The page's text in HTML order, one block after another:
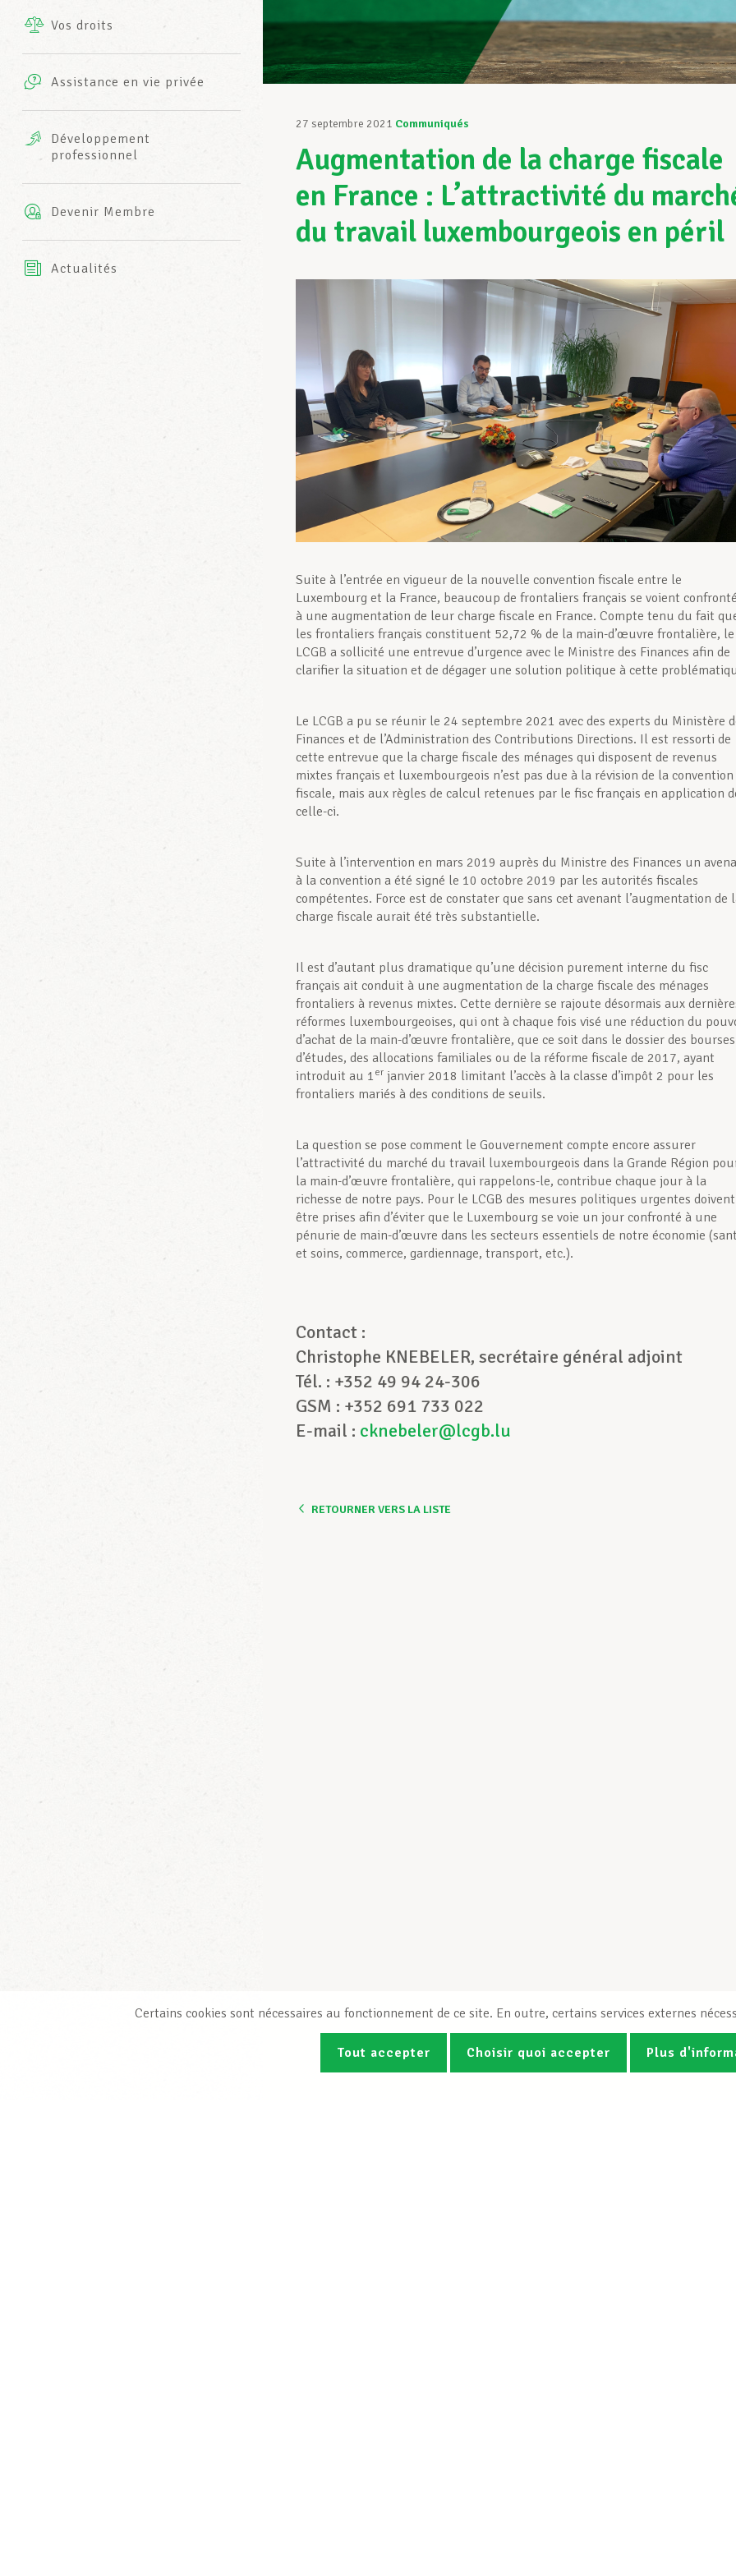
INFO-CENTER
Vos droits
Assistance en vie privée
complémentaires
AXA
Développement
professionnel
Devenir Membre
Actualités
27 septembre 2021 Communiqués
Augmentation de la charge fiscale
en France : L’attractivité du
du travail luxembourgeois en péril
Suite à l’entrée en vigueur de la nouvelle convention fiscale entre le
Luxembourg et la France, beaucoup de frontaliers français se voient
à une augmentation de leur charge fiscale en France. Compte tenu du fait
les frontaliers français constituent 52,72 % de la main-d’œuvre frontalière, le
LCGB a sollicité une entrevue d’urgence avec le Ministre des Finances afin de
clarifier la situation et de dégager une solution politique à cette
Le LCGB a pu se réunir le 24 septembre 2021 avec des experts du Ministère
Finances et de l’Administration des Contributions Directions. Il est ressorti de
cette entrevue que la charge fiscale des ménages qui disposent de revenus
mixtes français et luxembourgeois n’est pas due à la révision de la convention
fiscale, mais aux règles de calcul retenues par le fisc français en application
celle-ci.
Suite à l’intervention en mars 2019 auprès du Ministre des Finances un
à la convention a été signé le 10 octobre 2019 par les autorités fiscales
compétentes. Force est de constater que sans cet avenant l’augmentation de
charge fiscale aurait été très substantielle.
Il est d’autant plus dramatique qu’une décision purement interne du fisc
français ait conduit à une augmentation de la charge fiscale des ménages
frontaliers à revenus mixtes. Cette dernière se rajoute désormais aux
réformes luxembourgeoises, qui ont à chaque fois visé une réduction du
d’achat de la main-d’œuvre frontalière, que ce soit dans le dossier des bourses
d’études, des allocations familiales ou de la réforme fiscale de 2017, ayant
introduit au 1 er janvier 2018 limitant l’accès à la classe d’impôt 2 pour les
frontaliers mariés à des conditions de seuils.
La question se pose comment le Gouvernement compte encore assurer
l’attractivité du marché du travail luxembourgeois dans la Grande Région
la main-d’œuvre frontalière, qui rappelons-le, contribue chaque jour à la
richesse de notre pays. Pour le LCGB des mesures politiques urgentes doivent
être prises afin d’éviter que le Luxembourg se voie un jour confronté à une
pénurie de main-d’œuvre dans les secteurs essentiels de notre économie
et soins, commerce, gardiennage, transport, etc.).
Contact :
Christophe KNEBELER, secrétaire général adjoint
Tél. : +352 49 94 24-306
GSM : +352 691 733 022
E-mail : cknebeler@lcgb.lu
RETOURNER VERS LA LISTE
Certains cookies sont nécessaires au fonctionnement de ce site. En outre, certains services externes
Tout accepter Choisir quoi accepter Plus